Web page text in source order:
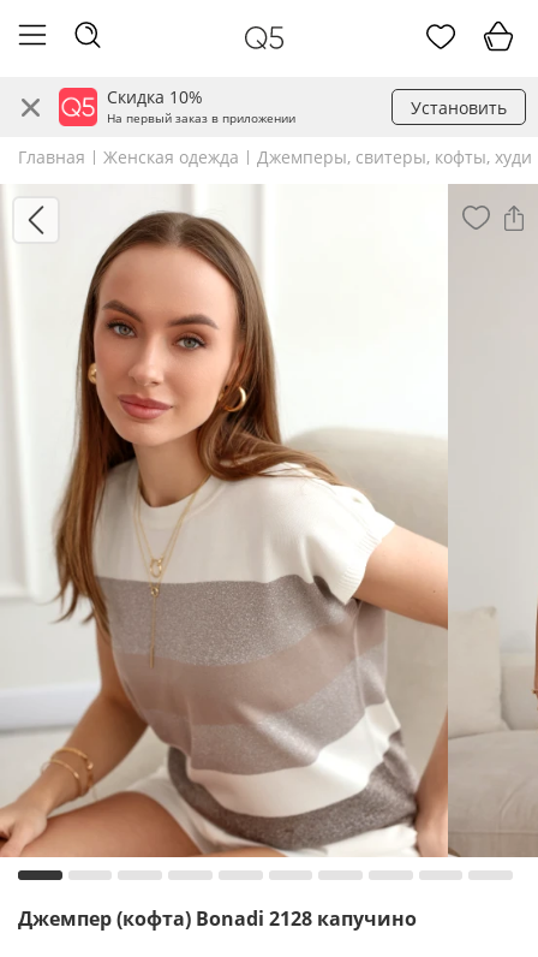
Скидка 10%
На первый заказ в приложении Установить
Главная Женская одежда Джемперы, свитеры, кофты, худи
Джемпер (кофта) Bonadi 2128 капучино